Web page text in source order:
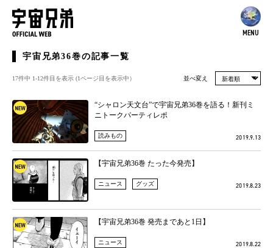
MENU
宇宙兄弟36巻の記事一覧
17件中 1-12件目を表示 (1ページ⽬を表⽰中） 並べ変え
“シャロン天文台”で宇宙兄弟36巻を語る！新刊ミ
ニトークパーティレポ
読みもの 2019.9.13
【宇宙兄弟36巻 たった今発売】
ニュース グッズ 2019.8.23
【宇宙兄弟36巻 発売まであと1日】
ニュース 2019.8.22